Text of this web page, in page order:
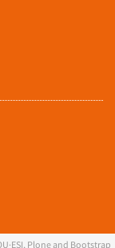
Plone and Bootstrap